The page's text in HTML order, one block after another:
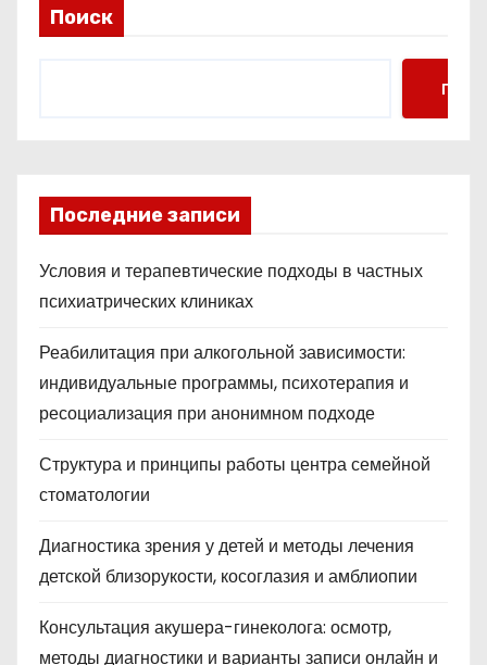
Поиск
Поиск
Последние записи
Условия и терапевтические подходы в частных
психиатрических клиниках
Реабилитация при алкогольной зависимости:
индивидуальные программы, психотерапия и
ресоциализация при анонимном подходе
Структура и принципы работы центра семейной
стоматологии
Диагностика зрения у детей и методы лечения
детской близорукости, косоглазия и амблиопии
Консультация акушера-гинеколога: осмотр,
методы диагностики и варианты записи онлайн и